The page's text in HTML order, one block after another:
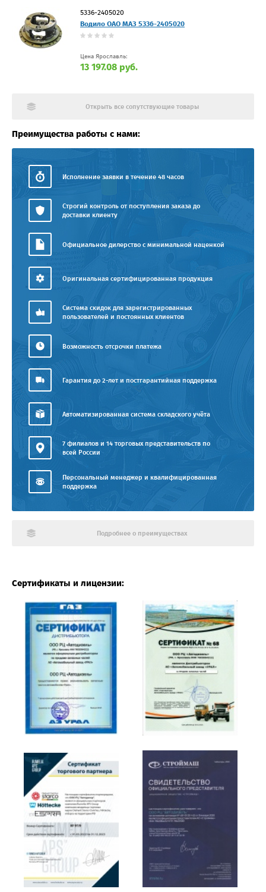
5336-2405020
Водило ОАО МАЗ 5336-2405020
Цена Ярославль:
13 197.08 руб.
Открыть все сопутствующие товары
Преимущества работы с нами:
Исполнение заявки в течение 48 часов
Строгий контроль от поступления заказа до
доставки клиенту
Официальное дилерство с минимальной наценкой
Оригинальная сертифицированная продукция
Система скидок для зарегистрированных
пользователей и постоянных клиентов
Возможность отсрочки платежа
Гарантия до 2-лет и постгарантийная поддержка
Автоматизированная система складского учёта
7 филиалов и 14 торговых представительств по
всей России
Персональный менеджер и квалифицированная
поддержка
Подробнее о преимуществах
Сертификаты и лицензии: